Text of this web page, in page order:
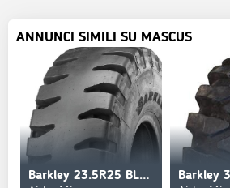
ANNUNCI SIMILI SU MASCUS
Barkley 23.5R25 BLB01 185B 201A2